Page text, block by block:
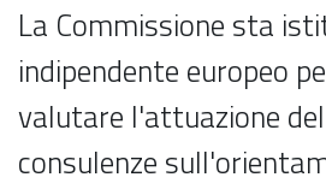
La Commissione sta
indipendente europeo
valutare l'attuazione
consulenze